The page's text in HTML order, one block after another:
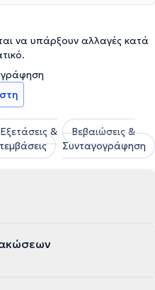
να υπάρξουν αλλαγές κατά
Εξετάσεις &
Βεβαιώσεις &
Συνταγογράφηση